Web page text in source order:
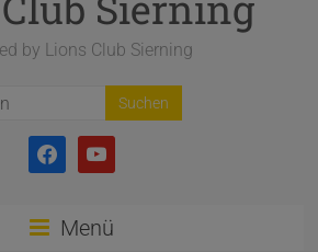
by Lions Club Sierning
facebookyoutube
Menü